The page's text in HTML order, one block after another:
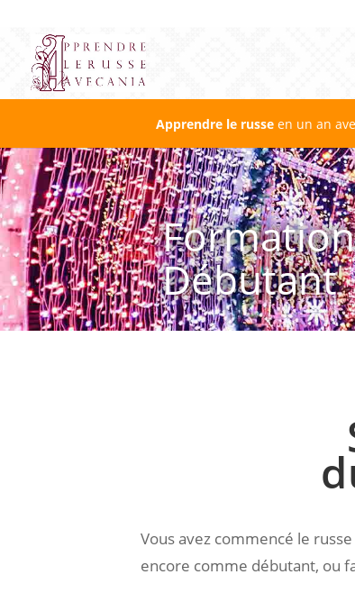
Apprendre le russe en un an
Débutant
Vous avez commencé le
encore comme débutant, ou